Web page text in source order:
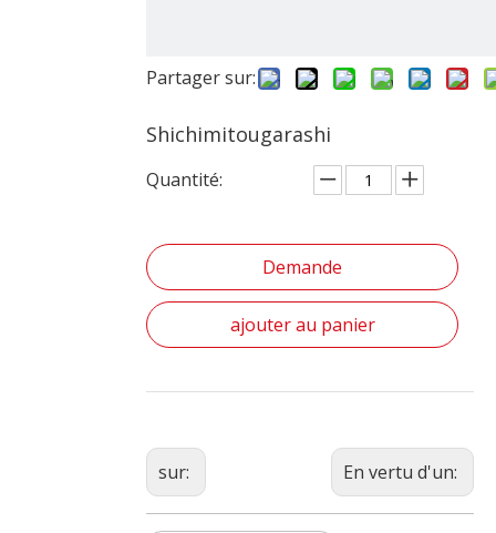
Partager sur:
Shichimitougarashi
Quantité:
Demande
ajouter au panier
sur: En vertu d'un: